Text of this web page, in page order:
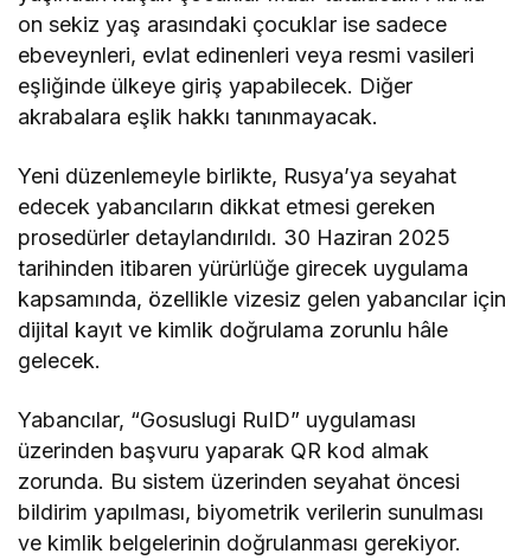
on sekiz yaş arasındaki çocuklar ise sadece
ebeveynleri, evlat edinenleri veya resmi vasileri
eşliğinde ülkeye giriş yapabilecek. Diğer
akrabalara eşlik hakkı tanınmayacak.
Yeni düzenlemeyle birlikte, Rusya’ya seyahat
edecek yabancıların dikkat etmesi gereken
prosedürler detaylandırıldı. 30 Haziran 2025
tarihinden itibaren yürürlüğe girecek uygulama
kapsamında, özellikle vizesiz gelen yabancılar için
dijital kayıt ve kimlik doğrulama zorunlu hâle
gelecek.
Yabancılar, “Gosuslugi RuID” uygulaması
üzerinden başvuru yaparak QR kod almak
zorunda. Bu sistem üzerinden seyahat öncesi
bildirim yapılması, biyometrik verilerin sunulması
ve kimlik belgelerinin doğrulanması gerekiyor.